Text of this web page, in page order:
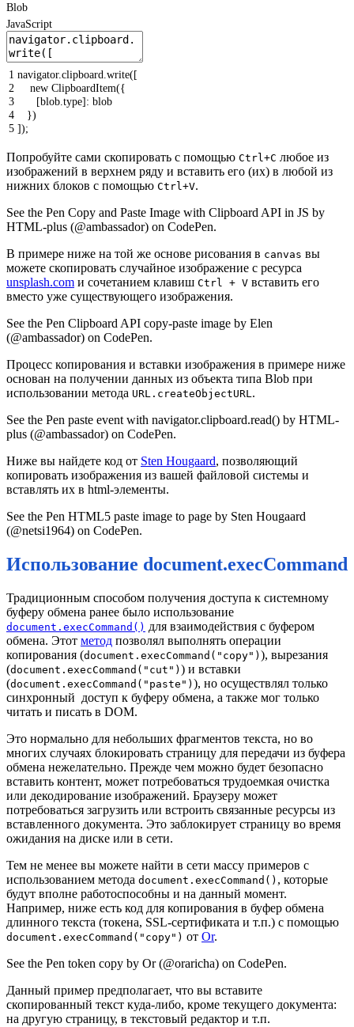
Blob
JavaScript
1
2
3
4
5
navigator.clipboard.write([
new ClipboardItem({
[blob.type] : blob
})
]);
Попробуйте сами скопировать с помощью Ctrl+С любое из
изображений в верхнем ряду и вставить его (их) в любой из
нижних блоков с помощью Ctrl+V.
See the Pen Copy and Paste Image with Clipboard API in JS by
HTML-plus (@ambassador) on CodePen.
В примере ниже на той же основе рисования в canvas вы
можете скопировать случайное изображение с ресурcа
unsplash.com и сочетанием клавиш Ctrl + V вставить его
вместо уже существующего изображения.
See the Pen Clipboard API copy-paste image by Elen
(@ambassador) on CodePen.
Процесс копирования и вставки изображения в примере ниже
основан на получении данных из объекта типа Blob при
использовании метода URL.createObjectURL.
See the Pen paste event with navigator.clipboard.read() by HTML-
plus (@ambassador) on CodePen.
Ниже вы найдете код от Sten Hougaard, позволяющий
копировать изображения из вашей файловой системы и
вставлять их в html-элементы.
See the Pen HTML5 paste image to page by Sten Hougaard
(@netsi1964) on CodePen.
Использование document.execCommand
Традиционным способом получения доступа к системному
буферу обмена ранее было использование
document.execCommand() для взаимодействия с буфером
обмена. Этот метод позволял выполнять операции
копирования (document.execCommand("copy") ), вырезания
(document.execCommand("cut") ) и вставки
(document.execCommand("paste") ), но осуществлял только
синхронный доступ к буферу обмена, а также мог только
читать и писать в DOM.
Это нормально для небольших фрагментов текста, но во
многих случаях блокировать страницу для передачи из буфера
обмена нежелательно. Прежде чем можно будет безопасно
вставить контент, может потребоваться трудоемкая очистка
или декодирование изображений. Браузеру может
потребоваться загрузить или встроить связанные ресурсы из
вставленного документа. Это заблокирует страницу во время
ожидания на диске или в сети.
Тем не менее вы можете найти в сети массу примеров с
использованием метода document.execCommand() , которые
будут вполне работоспособны и на данный момент.
Например, ниже есть код для копирования в буфер обмена
длинного текста (токена, SSL-сертификата и т.п.) с помощью
document.execCommand("copy") от Or.
See the Pen token copy by Or (@oraricha) on CodePen.
Данный пример предполагает, что вы вставите
скопированный текст куда-либо, кроме текущего документа:
на другую страницу, в текстовый редактор и т.п.